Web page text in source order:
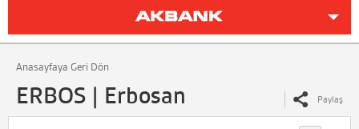
Anasayfaya Geri Dön
ERBOS | Erbosan Paylaş